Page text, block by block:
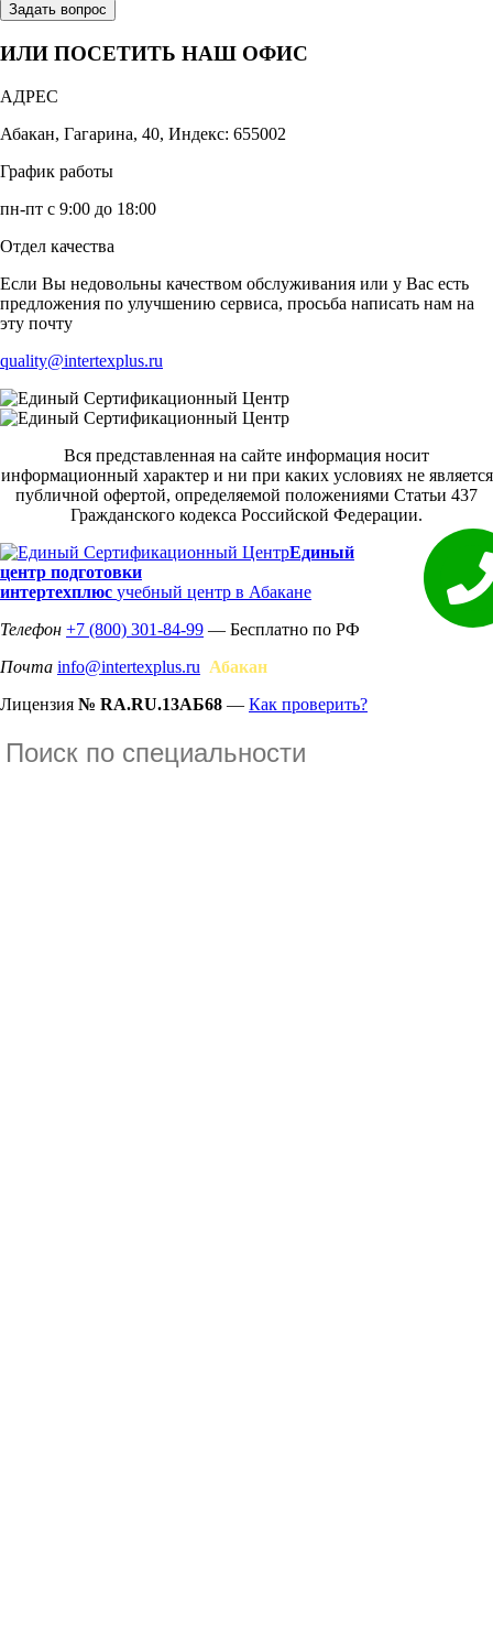
Задать вопрос
ИЛИ ПОСЕТИТЬ НАШ ОФИС
АДРЕС
Абакан, Гагарина, 40, Индекс: 655002
График работы
пн-пт с 9:00 до 18:00
Отдел качества
Если Вы недовольны качеством обслуживания или у Вас есть
предложения по улучшению сервиса, просьба написать нам на
эту почту
quality@intertexplus.ru
Вся представленная на сайте информация носит
информационный характер и ни при каких условиях не является
публичной офертой, определяемой положениями Статьи 437
Гражданского кодекса Российской Федерации.
Единый
центр подготовки
интертехплюс учебный центр в Абакане
Телефон +7 (800) 301-84-99 — Бесплатно по РФ
Почта info@intertexplus.ru Абакан
Лицензия № RA.RU.13АБ68 — Как проверить?